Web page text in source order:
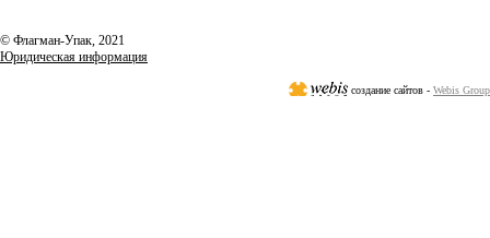
© Флагман-Упак, 2021
Юридическая информация
создание сайтов - Webis Group